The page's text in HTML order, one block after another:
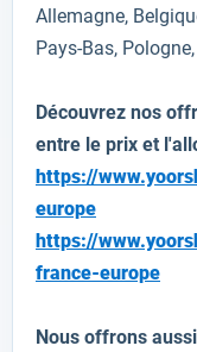
Allemagne,
Pays-Bas,
Découvrez nos
entre le prix et
https://
europe
https://
france-europe
Nous offrons